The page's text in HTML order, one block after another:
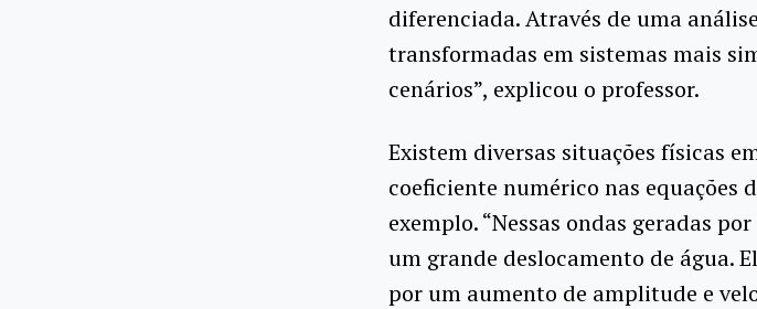
diferenciada. Através de uma
transformadas em sistemas mais
cenários”, explicou o professor.
Existem diversas situações físicas
coeficiente numérico nas equações
exemplo. “Nessas ondas geradas
um grande deslocamento de água.
por um aumento de amplitude e